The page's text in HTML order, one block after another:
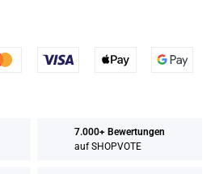
7.000+ Bewertungen
auf SHOPVOTE